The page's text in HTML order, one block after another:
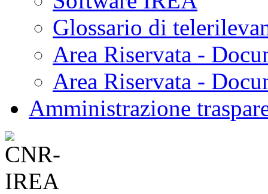
Glossario di
Area Riservata -
Area Riservata -
Amministrazione